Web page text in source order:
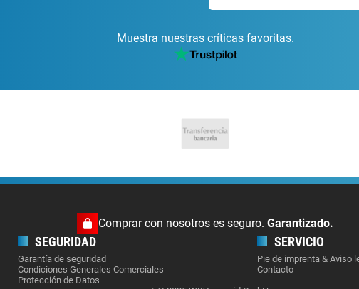
Muestra nuestras críticas favoritas.
Comprar con nosotros es seguro. Garantizado.
SEGURIDAD
Garantía de seguridad
Condiciones Generales Comerciales
Protección de Datos
SERVICIO
Pie de imprenta & Aviso
Contacto